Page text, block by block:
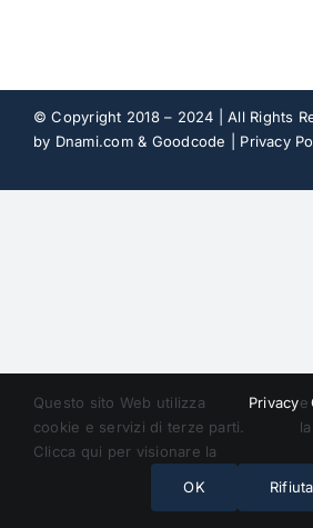
Fidleg
© Copyright 2018 – 2024 | All Rights
by Dnami.com& Goodcode | Privacy
Questo sito Web utilizza
cookie e servizi di terze parti.
Clicca qui per visionare la
Privacye
la
OK Rifiuta